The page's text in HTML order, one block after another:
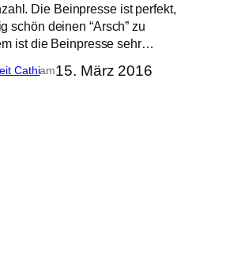
Die Beinpresse ist perfekt,
schön deinen “Arsch” zu
ist die Beinpresse sehr…
Cathiam15. März 2016